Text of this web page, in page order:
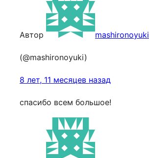
Автор mashironoyuki
(@mashironoyuki)
8 лет, 11 месяцев назад
спасибо всем большое!